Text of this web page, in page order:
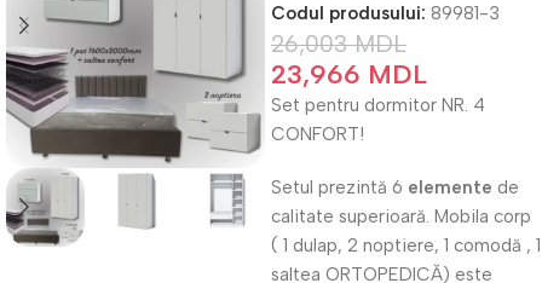
Codul produsului: 89981-3
26,003MDL
23,966 MDL
Set pentru dormitor NR. 4
CONFORT!
Setul prezintă 6 elemente de
calitate superioară. Mobila corp
( 1 dulap, 2 noptiere, 1 comodă , 1
saltea ORTOPEDICĂ) este